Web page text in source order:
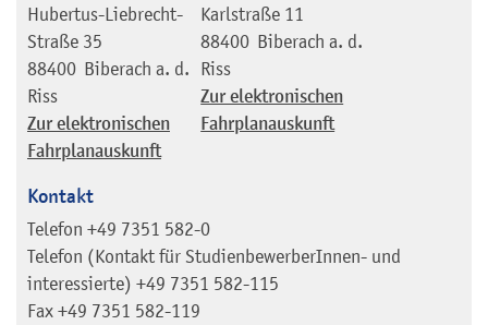
Hubertus-Liebrecht-
Straße 35
88400 Biberach a. d.
Riss
Zur elektronischen
Fahrplanauskunft
Karlstraße 11
88400 Biberach a. d.
Riss
Zur elektronischen
Fahrplanauskunft
Kontakt
Telefon +49 7351 582-0
Telefon (Kontakt für StudienbewerberInnen- und
interessierte) +49 7351 582-115
Fax +49 7351 582-119